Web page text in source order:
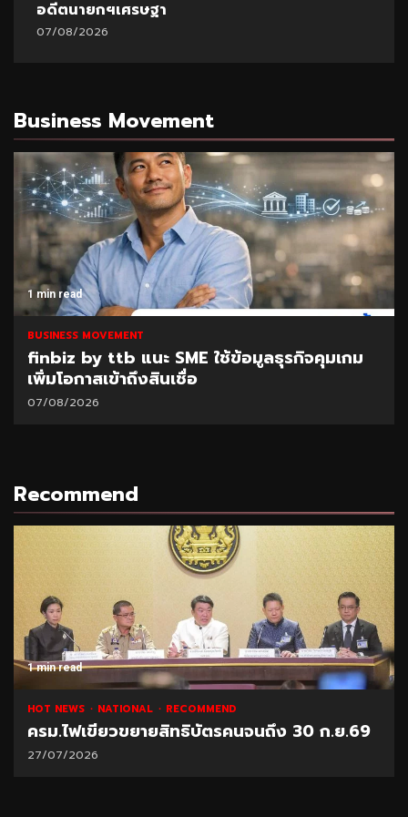
มหา’ลัย
07/08/2026
Business Movement
1 min read
BUSINESS MOVEMENT
SAM เปิดโอกาสแก้หนี้เสียต่ำแสน ผ่านโครงการ
“ปิดหนี้ไว ไปต่อได้” ที่ศาลแพ่งตลิ่งชัน 8-9
ส.ค.69
Recommend
1 min read
NATIONAL HOT NEWS RECOMMEND
“พาณิชย์” โชว์ยอดส่งออกทุเรียน 1 ล้านตัน
21/07/2026